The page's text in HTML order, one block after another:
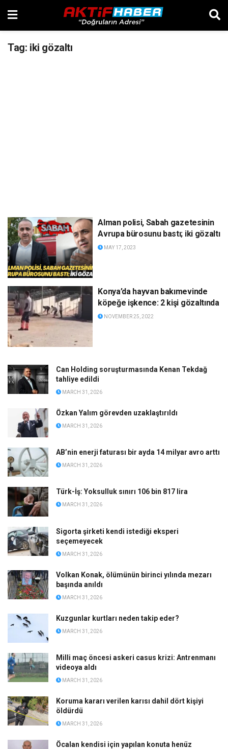
Tag: iki gözaltı
Alman polisi, Sabah gazetesinin
Avrupa bürosunu bastı; iki gözaltı
MAY 17, 2023
Konya’da hayvan bakımevinde
köpeğe işkence: 2 kişi gözaltında
NOVEMBER 25, 2022
Can Holding soruşturmasında Kenan Tekdağ
tahliye edildi
MARCH 31, 2026
Özkan Yalım görevden uzaklaştırıldı
MARCH 31, 2026
AB’nin enerji faturası bir ayda 14 milyar avro arttı
MARCH 31, 2026
Türk-İş: Yoksulluk sınırı 106 bin 817 lira
MARCH 31, 2026
Sigorta şirketi kendi istediği eksperi
seçemeyecek
MARCH 31, 2026
Volkan Konak, ölümünün birinci yılında mezarı
başında anıldı
MARCH 31, 2026
Kuzgunlar kurtları neden takip eder?
MARCH 31, 2026
Milli maç öncesi askeri casus krizi: Antrenmanı
videoya aldı
MARCH 31, 2026
Koruma kararı verilen karısı dahil dört kişiyi
öldürdü
MARCH 31, 2026
Öcalan kendisi için yapılan konuta henüz